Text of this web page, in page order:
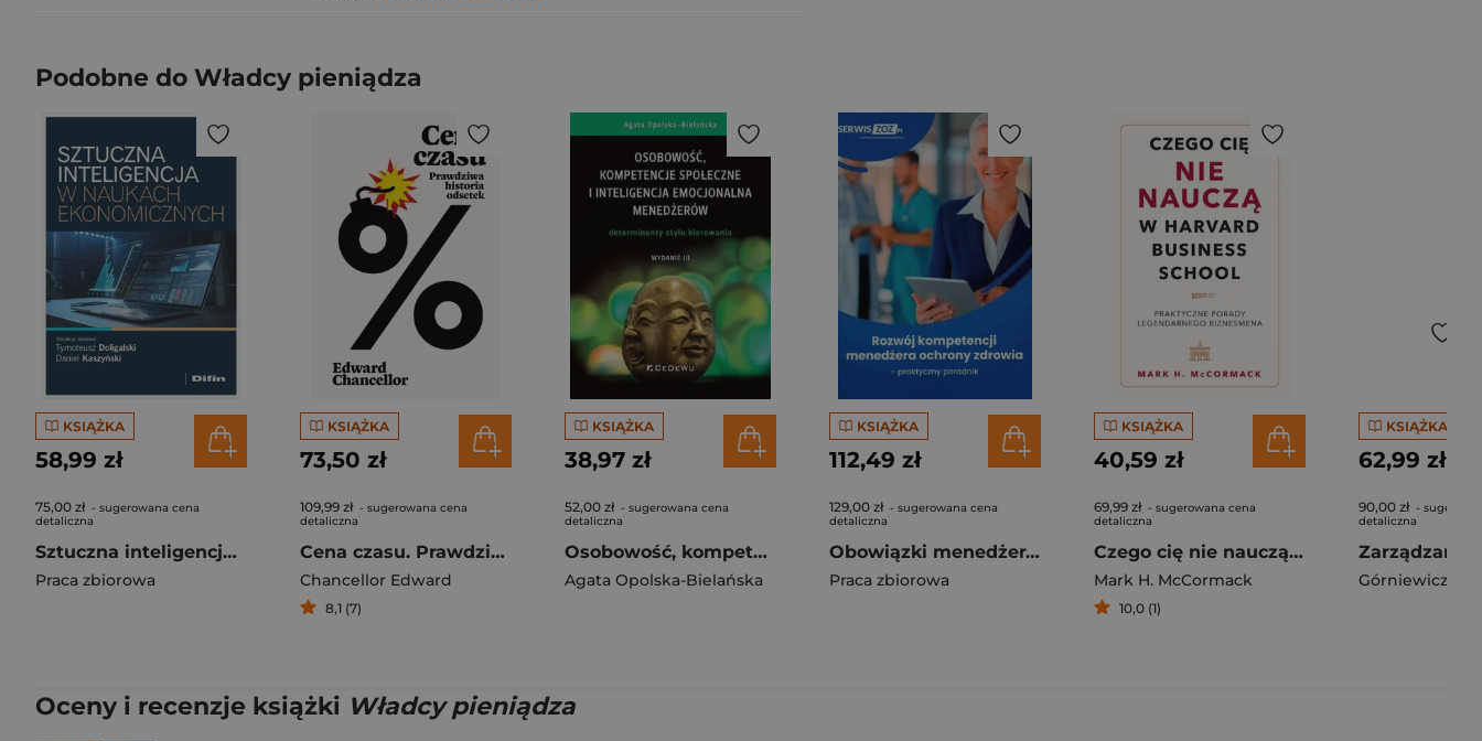
Podobne do Władcy pieniądza
KSIĄŻKA
58,99 zł
75,00 zł - sugerowana cena
detaliczna
Sztuczna inteligencja w naukach ekonomicznych
Praca zbiorowa
KSIĄŻKA
73,50 zł
109,99 zł - sugerowana cena
detaliczna
Cena czasu. Prawdziwa historia odsetek
Chancellor Edward
8,1 (7)
KSIĄŻKA
38,97 zł
52,00 zł - sugerowana cena
detaliczna
Osobowość, kompetencje społeczne i inteligencja emocjonalna menedżerów. Determinanty stylu kierowani
Agata Opolska-Bielańska
KSIĄŻKA
112,49 zł
129,00 zł - sugerowana cena
detaliczna
Obowiązki menedżera placówki medycznej
Praca zbiorowa
KSIĄŻKA
40,59 zł
69,99 zł - sugerowana cena
detaliczna
Czego cię nie nauczą w Harvard Business School. Praktyczne porady legendarnego biznesmena.
Mark H. McCormack
10,0 (1)
KSIĄŻKA
62,99 zł
90,00 zł -
detaliczna
Górniewicz
Oceny i recenzje książki Władcy pieniądza